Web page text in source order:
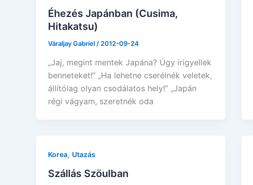
Éhezés Japánban (Cusima,
Hitakatsu)
Váraljay Gabriel / 2012-09-24
„Jaj, megint mentek Japána? Úgy irigyellek
benneteket!” „Ha lehetne cserélnék veletek,
állítólag olyan csodálatos hely!” „Japán
régi vágyam, szeretnék oda
Korea, Utazás
Szállás Szöulban